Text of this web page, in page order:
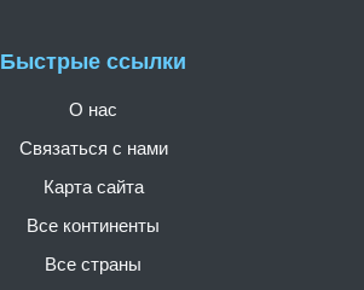
Быстрые ссылки
О нас
Связаться с нами
Карта сайта
Все континенты
Все страны